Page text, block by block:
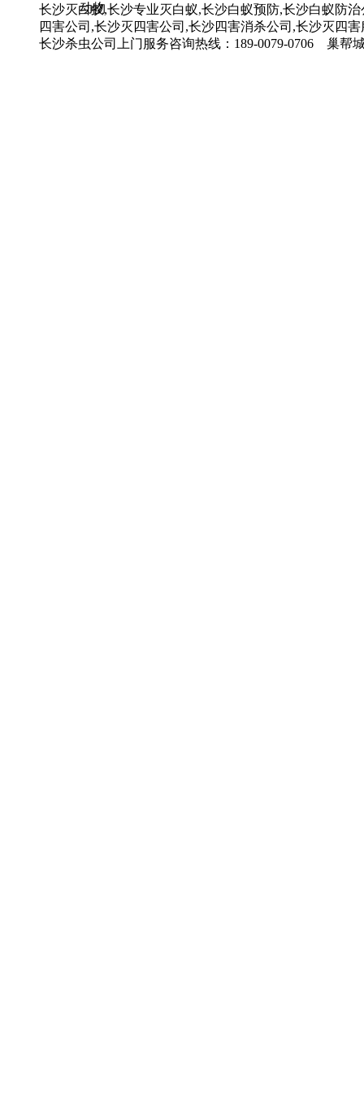
动物
长沙灭白蚁,长沙专业灭白蚁,长沙白蚁预防,长沙白蚁防
四害公司,长沙灭四害公司,长沙四害消杀公司,长沙灭四
长沙杀虫公司上门服务咨询热线：189-0079-0706 巢帮